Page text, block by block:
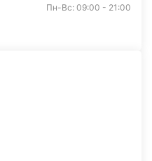
Пн-Вс: 09:00 - 21:00